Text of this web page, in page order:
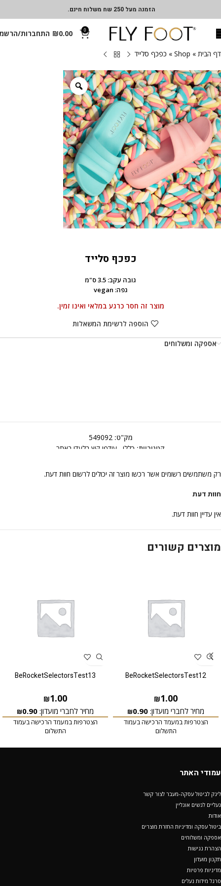
הזמנה מעל 250 שח משלוח חינם.
0
₪0.00 התחברות/
דף הבית »
Shop
» כפכף סלייד
כפכף סלייד
גובה עקב: 3.5 ס"מ
גפה: vegan
מוצר זה חסר כרגע במלאי ואינו זמין.
הוספה לרשימת המשאלות
אספקה ומשלוחים
מק"ט:549092
קטגוריות: כללי עודפי קיץ בלעדי באתר
חוות דעת
אין עדיין חוות דעת.
רק משתמשים רשומים אשר רכשו מוצר זה יכולים לרשום חוות דעת.
מוצרים קשורים
BeRocketSelectorsTest12
₪1.00
מחיר לחברי מועדון: ₪0.90
הצטרפות במעמד הרכישה בעמוד
התשלום
BeRocketSelectorsTest13
₪1.00
מחיר לחברי מועדון: ₪0.90
הצטרפות במעמד הרכישה בעמוד
התשלום
עמודי האתר
לינק לביטול עסקה-מעבר לצור קשר
נעליים לנשים אונליין
אודות
ביטול עסקה ומדיניות החזרת מוצרים
אספקה ומשלוחים
הצהרת נגישות
תקנון מועדון
מדיניות פרטיות
סרגל מידות נעלים